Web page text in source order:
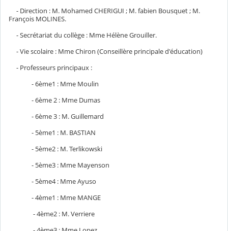
- Direction : M. Mohamed CHERIGUI ; M. fabien Bousquet ; M.
François MOLINES.
- Secrétariat du collège : Mme Hélène Grouiller.
- Vie scolaire : Mme Chiron (Conseillère principale d'éducation)
- Professeurs principaux :
- 6ème1 : Mme Moulin
- 6ème 2 : Mme Dumas
- 6ème 3 : M. Guillemard
- 5ème1 : M. BASTIAN
- 5ème2 : M. Terlikowski
- 5ème3 : Mme Mayenson
- 5ème4 : Mme Ayuso
- 4ème1 : Mme MANGE
- 4ème2 : M. Verriere